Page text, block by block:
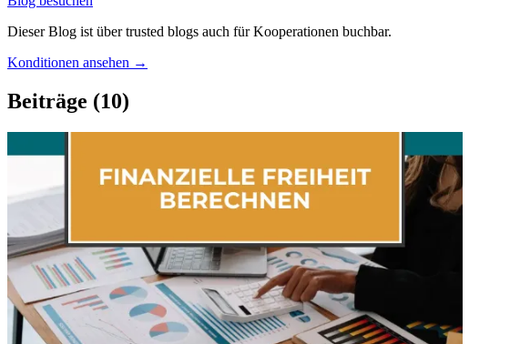
Dieser Blog ist über trusted blogs auch für Kooperationen buchbar.
Konditionen ansehen →
Beiträge (10)